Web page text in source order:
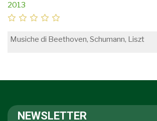
2013
Musiche di Beethoven, Schumann, Liszt
NEWSLETTER